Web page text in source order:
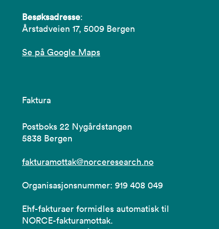
Besøksadresse:
Årstadveien 17, 5009 Bergen
Se på Google Maps
Faktura
Postboks 22 Nygårdstangen
5838 Bergen
fakturamottak@norceresearch.no
Organisasjonsnummer: 919 408 049
Ehf-fakturaer formidles automatisk til
NORCE-fakturamottak.